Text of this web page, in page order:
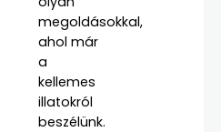
megoldásokkal,
ahol már
a
kellemes
illatokról
beszélünk.